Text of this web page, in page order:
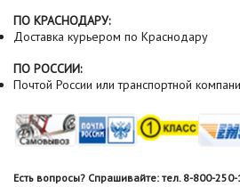
ПО КРАСНОДАРУ:
Доставка курьером по Краснодару
ПО РОССИИ:
Почтой России или транспортной
Есть вопросы? Спрашивайте: тел. 8-800-